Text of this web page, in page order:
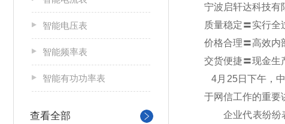
智能电压表
智能频率表
智能有功功率表
查看全部
宁波启轩达科技有
质量稳定〓实行全
价格合理〓高效内
交货便捷〓现金生
4月25日下午，
于网信工作的重要
企业代表纷纷表